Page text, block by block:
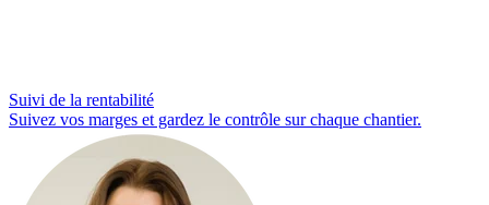
Suivi de la rentabilité
Suivez vos marges et gardez le contrôle sur chaque chantier.